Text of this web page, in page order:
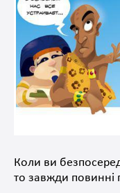
Коли ви
то завжди повинні